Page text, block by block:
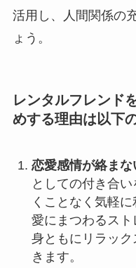
活用し、人間関係の
ょう。
レンタルフレンド
めする理由は以下
恋愛感情が絡まな
としての付き合
くことなく気軽
愛にまつわるス
身ともにリラッ
きます。